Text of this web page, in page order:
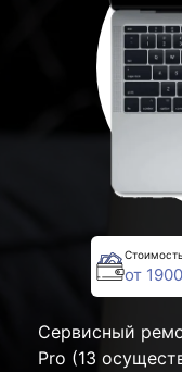
от
Сервисный
Pro (13